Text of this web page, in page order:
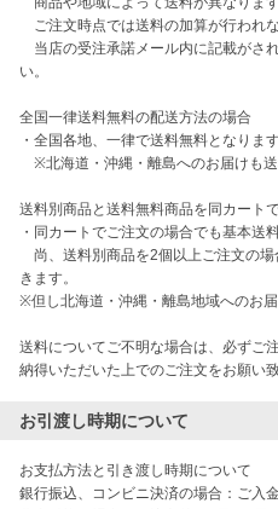
ご注文時点では送料の加算が行われ
当店の受注承諾メール内に記載がさ
い。
全国一律送料無料の配送方法の場合
・全国各地、一律で送料無料となります
※北海道・沖縄・離島へのお届けも送
送料別商品と送料無料商品を同カート
・同カートでご注文の場合でも基本送
尚、送料別商品を2個以上ご注文の
きます。
※但し北海道・沖縄・離島地域へのお
送料についてご不明な場合は、必ずご
納得いただいた上でのご注文をお願い致
お引渡し時期について
お支払方法と引き渡し時期について
銀行振込、コンビニ決済の場合：ご入